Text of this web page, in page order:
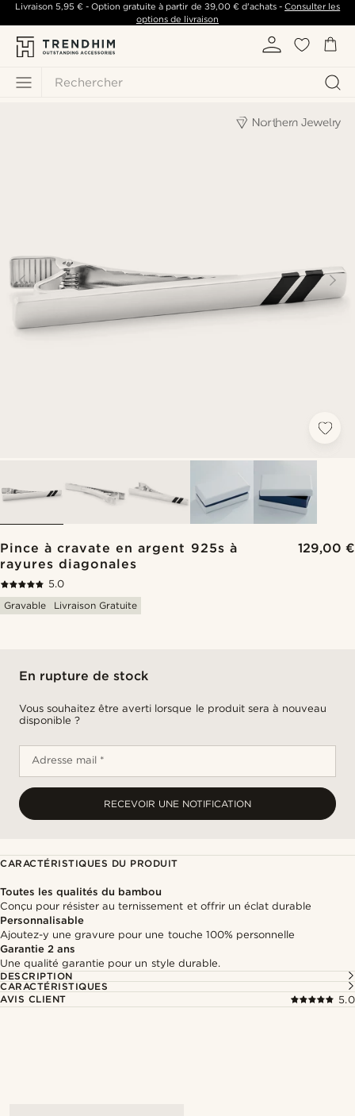
Rechercher
Livraison 5,95 €- Option gratuite à partir de 39,00 €d'achats -Consulter les
options de livraison
Pince à cravate en argent 925s à
rayures diagonales
129,00 €
5.0
Gravable
Livraison Gratuite
En rupture de stock
Vous souhaitez être averti lorsque le produit sera à nouveau
disponible ?
Adresse mail *
RECEVOIR UNE NOTIFICATION
CARACTÉRISTIQUES DU PRODUIT
Toutes les qualités du bambou
Conçu pour résister au ternissement et offrir un éclat durable
Personnalisable
Ajoutez-y une gravure pour une touche 100% personnelle
Garantie 2 ans
Une qualité garantie pour un style durable.
DESCRIPTION
CARACTÉRISTIQUES
AVIS CLIENT
5.0